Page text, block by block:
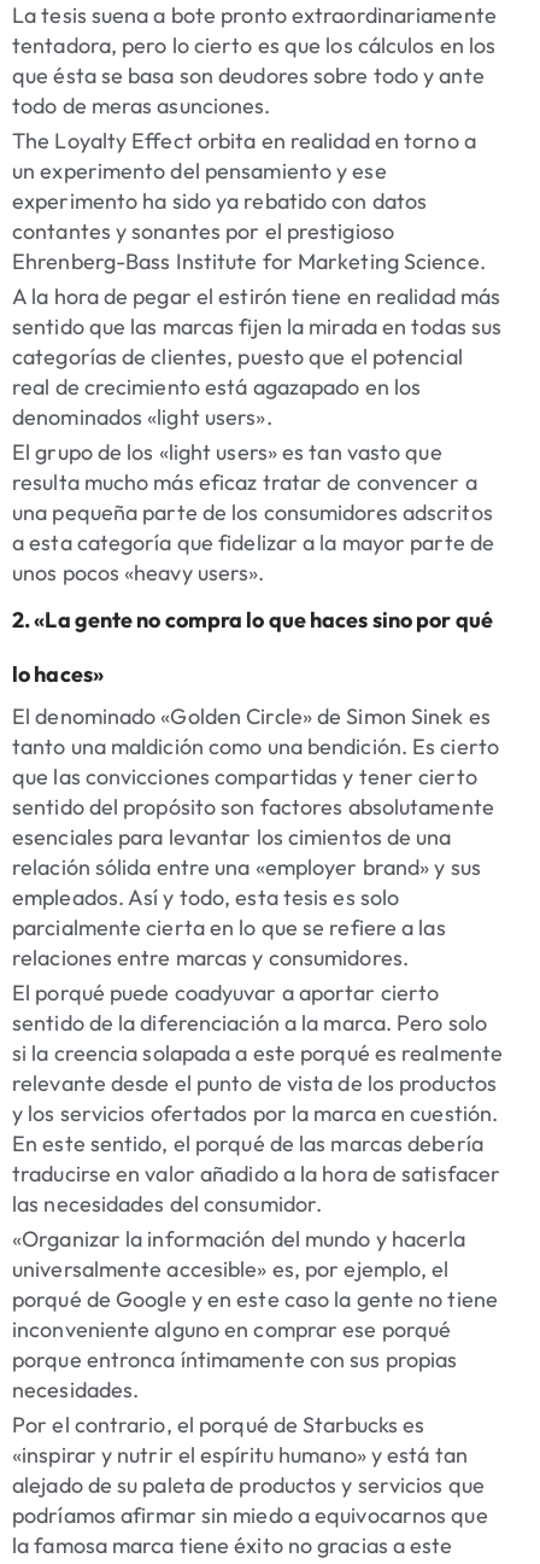
La tesis suena a bote pronto extraordinariamente
tentadora, pero lo cierto es que los cálculos en los
que ésta se basa son deudores sobre todo y ante
todo de meras asunciones.
The Loyalty Effect orbita en realidad en torno a
un experimento del pensamiento y ese
experimento ha sido ya rebatido con datos
contantes y sonantes por el prestigioso
Ehrenberg-Bass Institute for Marketing Science.
A la hora de pegar el estirón tiene en realidad más
sentido que las marcas fijen la mirada en todas sus
categorías de clientes, puesto que el potencial
real de crecimiento está agazapado en los
denominados «light users».
El grupo de los «light users» es tan vasto que
resulta mucho más eficaz tratar de convencer a
una pequeña parte de los consumidores adscritos
a esta categoría que fidelizar a la mayor parte de
unos pocos «heavy users».
2. «La gente no compra lo que haces sino por qué
lo haces»
El denominado «Golden Circle» de Simon Sinek es
tanto una maldición como una bendición. Es cierto
que las convicciones compartidas y tener cierto
sentido del propósito son factores absolutamente
esenciales para levantar los cimientos de una
relación sólida entre una «employer brand» y sus
empleados. Así y todo, esta tesis es solo
parcialmente cierta en lo que se refiere a las
relaciones entre marcas y consumidores.
El porqué puede coadyuvar a aportar cierto
sentido de la diferenciación a la marca. Pero solo
si la creencia solapada a este porqué es realmente
relevante desde el punto de vista de los productos
y los servicios ofertados por la marca en cuestión.
En este sentido, el porqué de las marcas debería
traducirse en valor añadido a la hora de satisfacer
las necesidades del consumidor.
«Organizar la información del mundo y hacerla
universalmente accesible» es, por ejemplo, el
porqué de Google y en este caso la gente no tiene
inconveniente alguno en comprar ese porqué
porque entronca íntimamente con sus propias
necesidades.
Por el contrario, el porqué de Starbucks es
«inspirar y nutrir el espíritu humano» y está tan
alejado de su paleta de productos y servicios que
podríamos afirmar sin miedo a equivocarnos que
la famosa marca tiene éxito no gracias a este